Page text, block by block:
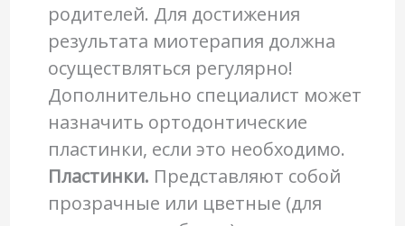
родителей. Для достижения
результата миотерапия должна
осуществляться регулярно!
Дополнительно специалист может
назначить ортодонтические
пластинки, если это необходимо.
Пластинки. Представляют собой
прозрачные или цветные (для